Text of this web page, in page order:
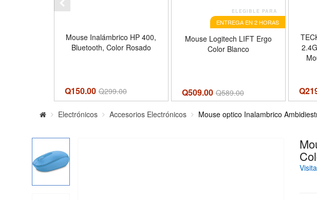
Mouse Inalámbrico HP 400,
Bluetooth, Color Rosado
Q150.00 Q299.00
ELEGIBLE PARA
ENTREGA EN 2 HORAS
Mouse Logitech LIFT Ergo
Color Blanco
Q509.00 Q589.00
Year
USB-A
Electrónicos Accesorios Electrónicos Mouse optico Inalambrico